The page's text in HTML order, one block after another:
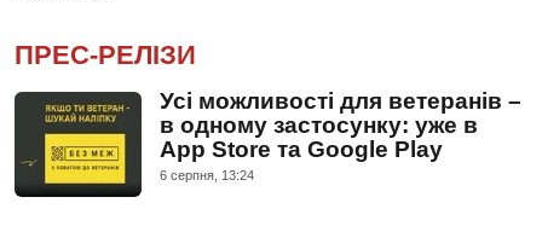
ПРЕС-РЕЛІЗИ
Усі можливості для ветеранів –
в одному застосунку: уже в
App Store та Google Play
6 серпня, 13:24